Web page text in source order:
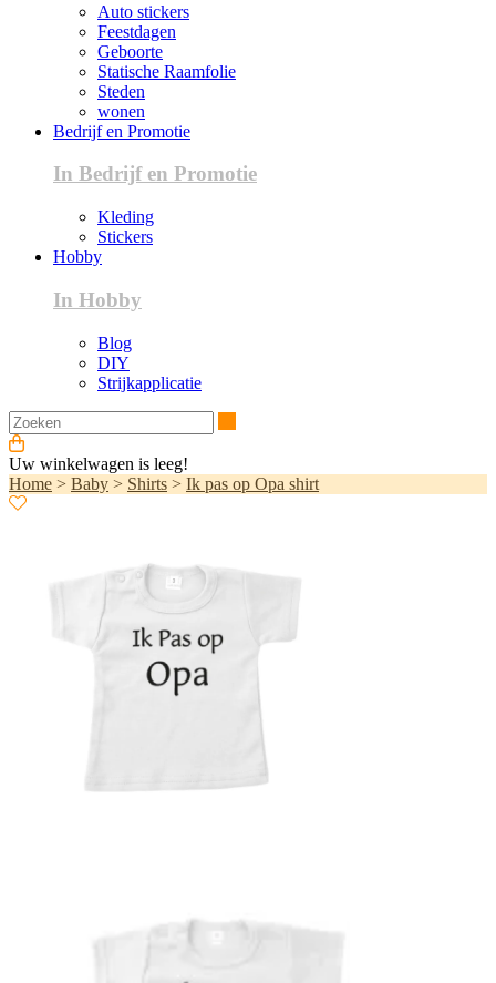
Auto stickers
Feestdagen
Geboorte
Statische Raamfolie
Steden
wonen
Bedrijf en Promotie
In Bedrijf en Promotie
Kleding
Stickers
Hobby
In Hobby
Blog
DIY
Strijkapplicatie
Uw winkelwagen is leeg!
Home > Baby > Shirts > Ik pas op Opa shirt